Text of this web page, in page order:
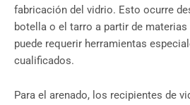
fabricación del vidrio. Esto ocurre
botella o el tarro a partir de
puede requerir herramientas
cualificados.
Para el arenado, los recipientes de